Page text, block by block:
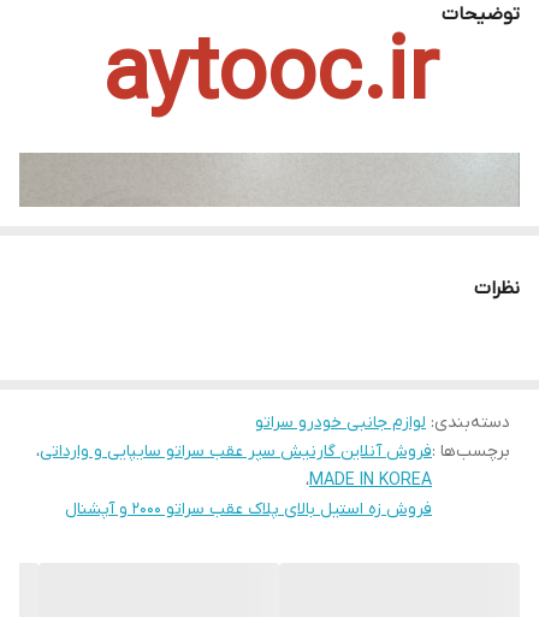
توضیحات
aytooc.ir
نظرات
دسته‌بندی: لوازم جانبی خودرو سراتو
برچسب‌ها :فروش آنلاین گارنیش سپر عقب سراتو سایپایی و وارداتی،
MADE IN KOREA،
فروش زه استیل بالای پلاک عقب سراتو 2000 و آپشنال